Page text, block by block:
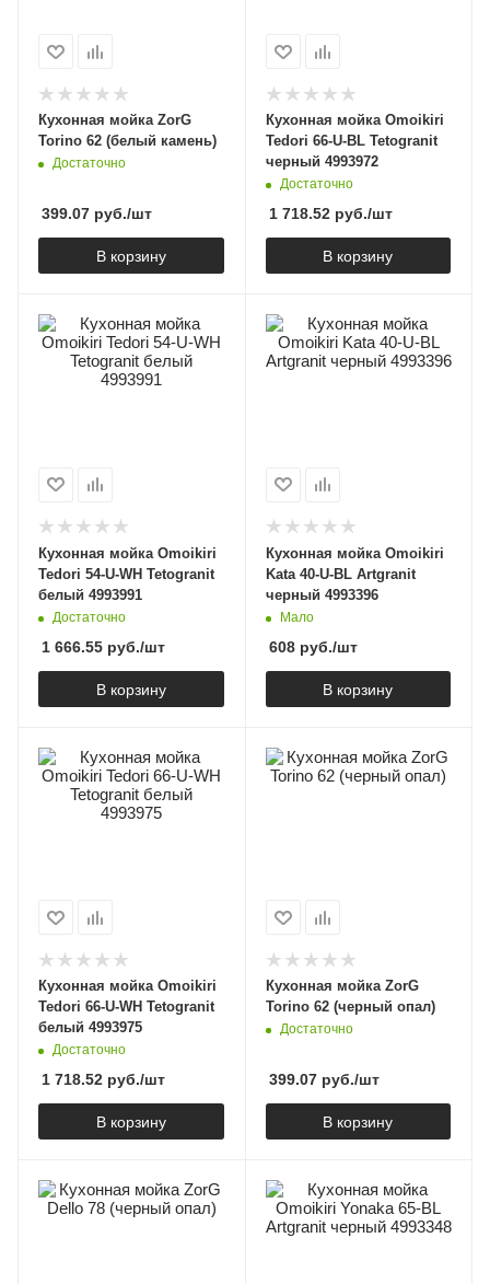
Кухонная мойка ZorG
Torino 62 (белый камень)
Достаточно
399.07 руб./шт
В корзину
Кухонная мойка Omoikiri
Tedori 66-U-BL Tetogranit
черный 4993972
Достаточно
1 718.52руб./шт
В корзину
Кухонная мойка Omoikiri
Tedori 54-U-WH Tetogranit
белый 4993991
Достаточно
1 666.55 руб./шт
В корзину
Кухонная мойка Omoikiri
Kata 40-U-BL Artgranit
черный 4993396
Мало
608руб./шт
В корзину
Кухонная мойка Omoikiri
Tedori 66-U-WH Tetogranit
белый 4993975
Достаточно
1 718.52 руб./шт
В корзину
Кухонная мойка ZorG
Torino 62 (черный опал)
Достаточно
399.07руб./шт
В корзину